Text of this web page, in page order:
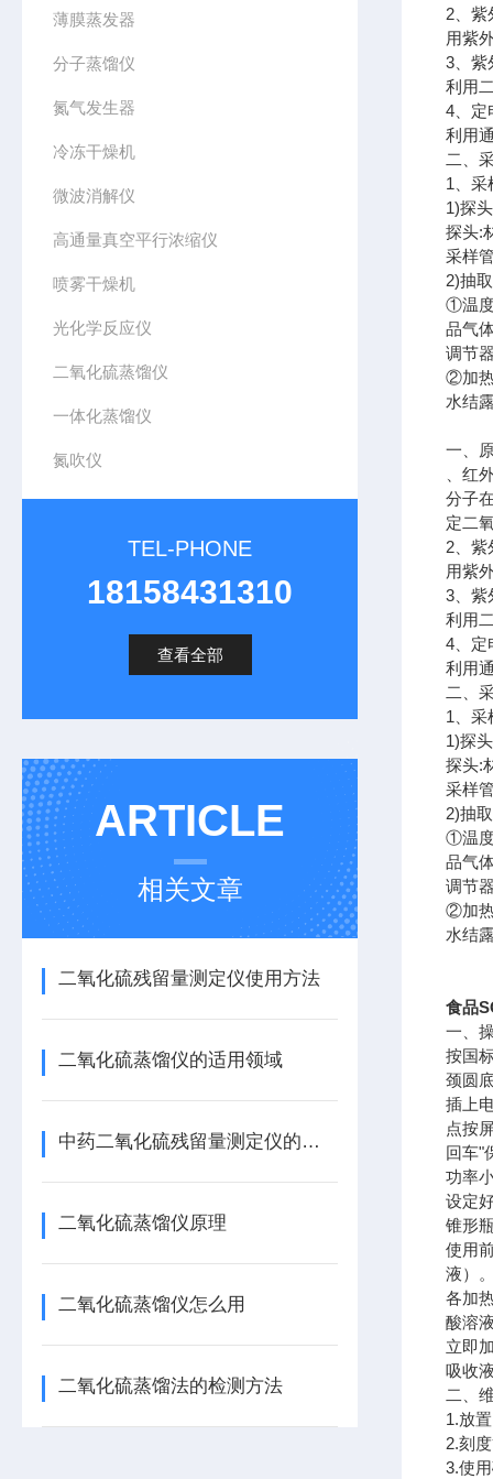
薄膜蒸发器
分子蒸馏仪
氮气发生器
冷冻干燥机
微波消解仪
高通量真空平行浓缩仪
喷雾干燥机
光化学反应仪
二氧化硫蒸馏仪
一体化蒸馏仪
氮吹仪
TEL-PHONE
18158431310
查看全部
ARTICLE
相关文章
二氧化硫残留量测定仪使用方法
二氧化硫蒸馏仪的适用领域
中药二氧化硫残留量测定仪的作用
二氧化硫蒸馏仪原理
二氧化硫蒸馏仪怎么用
二氧化硫蒸馏法的检测方法
2、紫
用紫
3、紫
利用
4、定
利用
二、
1、采
1)探
探头:
采样
2)抽
①温度
品气
调节
②加热
水结
一、
、红
分子
定二
2、紫
用紫
3、紫
利用
4、定
利用
二、
1、采
1)探
探头:
采样
2)抽
①温度
品气
调节
②加热
水结
食品
一、
按国
颈圆
插上
点按
回车"
功率
设定
锥形
使用
液）
各加
酸溶
立即
吸收
二、
1.放
2.刻
3.使